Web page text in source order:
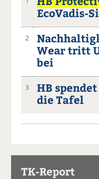
EcoVadis-
2
Wear tritt
bei
3
HB
die Tafel
TK-Report